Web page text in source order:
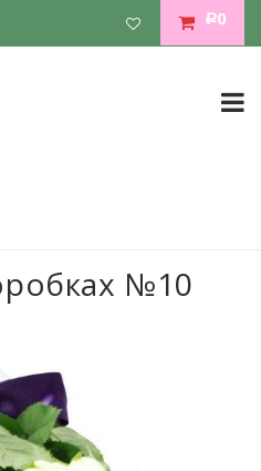
Р0
№10